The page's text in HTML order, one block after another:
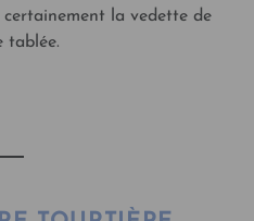
la vedette de
tablée.